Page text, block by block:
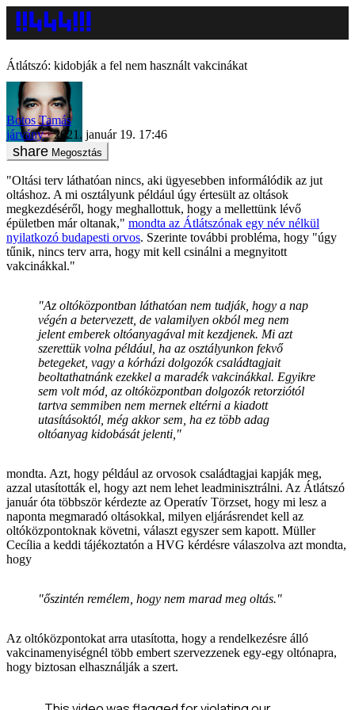
Átlátszó: kidobják a fel nem használt vakcinákat
Botos Tamás
járvány
2021. január 19. 17:46
Megosztás
"Oltási terv láthatóan nincs, aki ügyesebben informálódik az jut
oltáshoz. A mi osztályunk például úgy értesült az oltások
megkezdéséről, hogy meghallottuk, hogy a mellettünk lévő
épületben már oltanak," mondta az Átlátszónak egy név nélkül
nyilatkozó budapesti orvos. Szerinte további probléma, hogy "úgy
tűnik, nincs terv arra, hogy mit kell csinálni a megnyitott
vakcinákkal."
"Az oltóközpontban láthatóan nem tudják, hogy a nap
végén a betervezett, de valamilyen okból meg nem
jelent emberek oltóanyagával mit kezdjenek. Mi azt
szerettük volna például, ha az osztályunkon fekvő
betegeket, vagy a kórházi dolgozók családtagjait
beoltathatnánk ezekkel a maradék vakcinákkal. Egyikre
sem volt mód, az oltóközpontban dolgozók retorziótól
tartva semmiben nem mernek eltérni a kiadott
utasításoktól, még akkor sem, ha ez több adag
oltóanyag kidobását jelenti,"
mondta. Azt, hogy például az orvosok családtagjai kapják meg,
azzal utasították el, hogy azt nem lehet leadminisztrálni. Az Átlátszó
január óta többször kérdezte az Operatív Törzset, hogy mi lesz a
naponta megmaradó oltásokkal, milyen eljárásrendet kell az
oltóközpontoknak követni, választ egyszer sem kapott. Müller
Cecília a keddi tájékoztatón a HVG kérdésre válaszolva azt mondta,
hogy
"őszintén remélem, hogy nem marad meg oltás."
Az oltóközpontokat arra utasította, hogy a rendelkezésre álló
vakcinamenyiségnél több embert szervezzenek egy-egy oltónapra,
hogy biztosan elhasználják a szert.